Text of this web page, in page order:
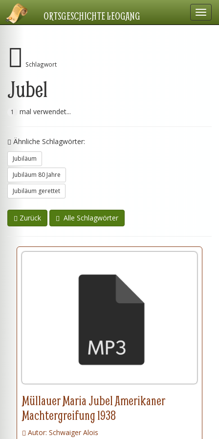
ORTSGESCHICHTE LEOGANG
Schlagwort
Jubel
1 mal verwendet...
Ähnliche Schlagwörter:
Jubiläum
Jubiläum 80 Jahre
Jubiläum gerettet
Zurück Alle Schlagwörter
Müllauer Maria Jubel Amerikaner
Machtergreifung 1938
Autor: Schwaiger Alois